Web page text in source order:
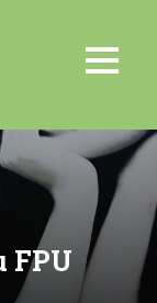
FPU